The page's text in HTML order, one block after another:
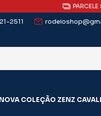
2511
NOVA COLEÇÃO ZENZ